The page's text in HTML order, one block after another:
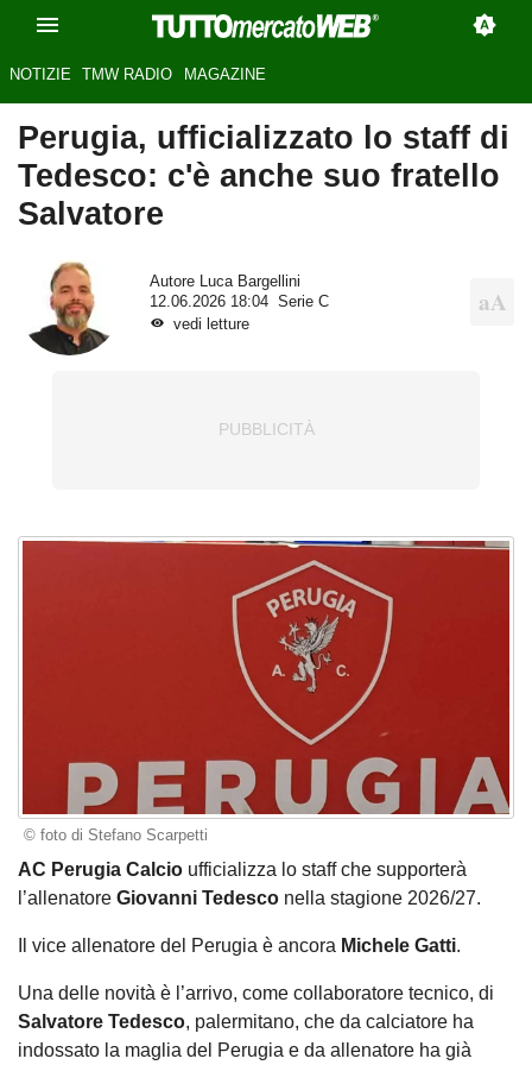
NOTIZIE TMW RADIO MAGAZINE
Perugia, ufficializzato lo staff di
Tedesco: c'è anche suo fratello
Salvatore
Autore Luca Bargellini
12.06.2026 18:04
Serie C
vedi letture
© foto di Stefano Scarpetti
AC Perugia Calcio ufficializza lo staff che supporterà
l’allenatore Giovanni Tedesco nella stagione 2026/27.
Il vice allenatore del Perugia è ancora Michele Gatti.
Una delle novità è l’arrivo, come collaboratore tecnico, di
Salvatore Tedesco, palermitano, che da calciatore ha
indossato la maglia del Perugia e da allenatore ha già